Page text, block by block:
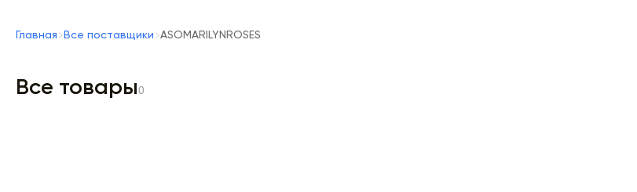
Главная Все поставщики ASOMARILYNROSES
Все товары0